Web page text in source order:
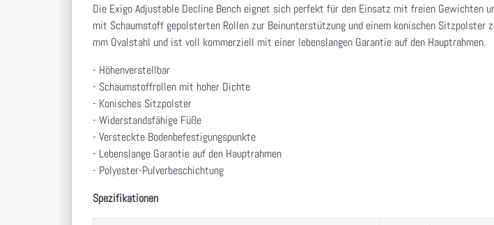
Die Exigo Adjustable Decline Bench eignet sich perfekt für den Einsatz mit freien
mit Schaumstoff gepolsterten Rollen zur Beinunterstützung und einem konischen
mm Ovalstahl und ist voll kommerziell mit einer lebenslangen Garantie auf den Hauptrahmen.
- Höhenverstellbar
- Schaumstoffrollen mit hoher Dichte
- Konisches Sitzpolster
- Widerstandsfähige Füße
- Versteckte Bodenbefestigungspunkte
- Lebenslange Garantie auf den Hauptrahmen
- Polyester-Pulverbeschichtung
Spezifikationen